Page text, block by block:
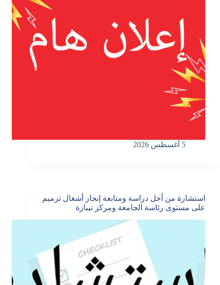
5 أغسطس 2026
استشارة من أجل دراسة ومتابعة إنجاز أشغال ترميم
على مستوى رئاسة الجامعة ومركز تيبازة